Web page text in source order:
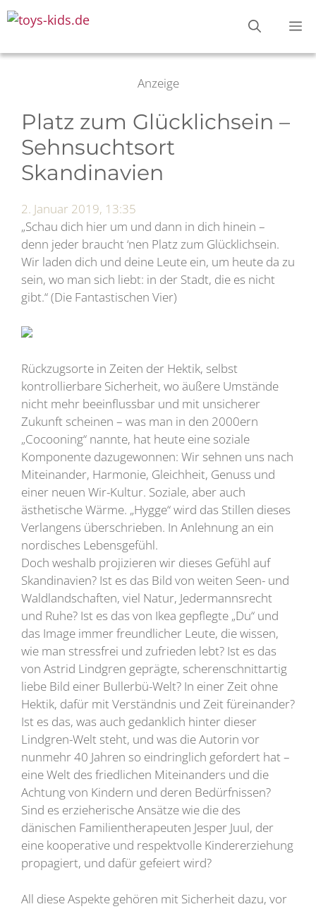
Zum
Inhalt
Anzeige
Platz zum Glücklichsein –
Sehnsuchtsort
Skandinavien
2. Januar 2019, 13:35
„Schau dich hier um und dann in dich hinein –
denn jeder braucht ‘nen Platz zum Glücklichsein.
Wir laden dich und deine Leute ein, um heute da zu
sein, wo man sich liebt: in der Stadt, die es nicht
gibt.“ (Die Fantastischen Vier)
Rückzugsorte in Zeiten der Hektik, selbst
kontrollierbare Sicherheit, wo äußere Umstände
nicht mehr beeinflussbar und mit unsicherer
Zukunft scheinen – was man in den 2000ern
„Cocooning“ nannte, hat heute eine soziale
Komponente dazugewonnen: Wir sehnen uns nach
Miteinander, Harmonie, Gleichheit, Genuss und
einer neuen Wir-Kultur. Soziale, aber auch
ästhetische Wärme. „Hygge“ wird das Stillen dieses
Verlangens überschrieben. In Anlehnung an ein
nordisches Lebensgefühl.
Doch weshalb projizieren wir dieses Gefühl auf
Skandinavien? Ist es das Bild von weiten Seen- und
Waldlandschaften, viel Natur, Jedermannsrecht
und Ruhe? Ist es das von Ikea gepflegte „Du“ und
das Image immer freundlicher Leute, die wissen,
wie man stressfrei und zufrieden lebt? Ist es das
von Astrid Lindgren geprägte, scherenschnittartig
liebe Bild einer Bullerbü-Welt? In einer Zeit ohne
Hektik, dafür mit Verständnis und Zeit füreinander?
Ist es das, was auch gedanklich hinter dieser
Lindgren-Welt steht, und was die Autorin vor
nunmehr 40 Jahren so eindringlich gefordert hat –
eine Welt des friedlichen Miteinanders und die
Achtung von Kindern und deren Bedürfnissen?
Sind es erzieherische Ansätze wie die des
dänischen Familientherapeuten Jesper Juul, der
eine kooperative und respektvolle Kindererziehung
propagiert, und dafür gefeiert wird?
All diese Aspekte gehören mit Sicherheit dazu, vor